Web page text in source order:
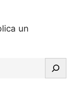
un